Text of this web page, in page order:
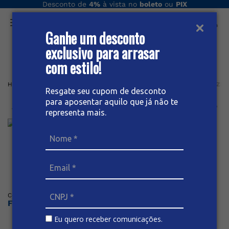
Ganhe um desconto
exclusivo para arrasar
com estilo!
Resgate seu cupom de desconto
para aposentar aquilo que já não te
representa mais.
Eu quero receber comunicações.
Desconto de 4%à vista no boletoou PIX
O que você procura hoje?
Home
Short Jeans Feminino Plus Size
Posicione o mouse sob a imagem para dar zoom
Código
Faça o login ou cadastre-se para ver os preços